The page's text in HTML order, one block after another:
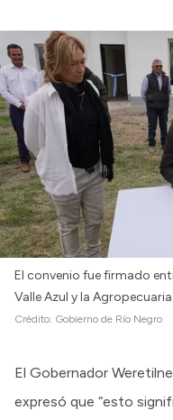
El convenio fue firmado
Valle Azul y la
Crédito: Gobierno de Río Negro
El Gobernador
expresó que “esto